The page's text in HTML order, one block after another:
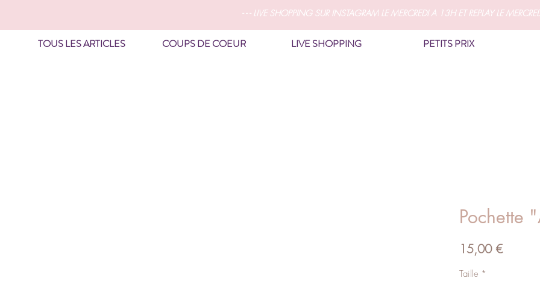
- - - LIVE SHOPPING SUR INSTAGRAM LE MERCREDI A 13H ET REPLAY LE
TOUS LES ARTICLES COUPS DE COEUR LIVE SHOPPING PETITS PRIX
Pochette
15,00 €Prix
Taille *